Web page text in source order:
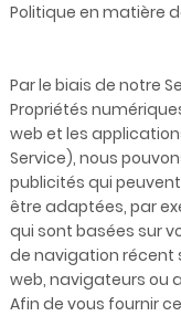
Politique en matière
Par le biais de notre
Propriétés
web et les
Service), nous
publicités qui
être adaptées, par
qui sont basées sur
de navigation récent
web, navigateurs ou
Afin de vous fournir